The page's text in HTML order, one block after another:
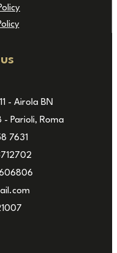
- Airola BN
- Parioli, Roma
7631